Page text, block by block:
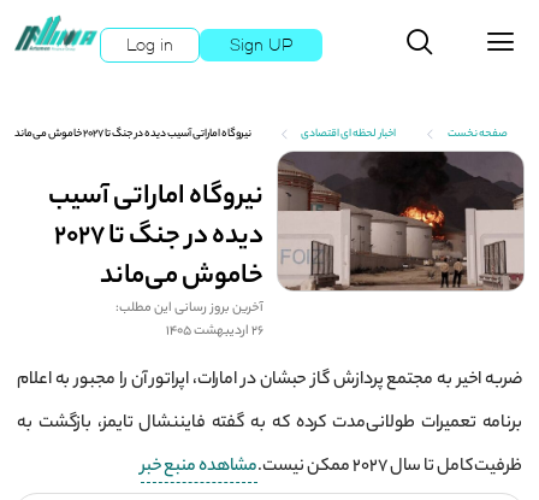
Log in Sign UP
صفحه نخست اخبار لحظه ای اقتصادی نیروگاه اماراتی آسیب دیده در جنگ تا ۲۰۲۷ خاموش می‌ماند
نیروگاه اماراتی آسیب
دیده در جنگ تا ۲۰۲۷
خاموش می‌ماند
آخرین بروز رسانی این مطلب:
26 اردیبهشت 1405
ضربه اخیر به مجتمع پردازش گاز حبشان در امارات، اپراتور آن را مجبور به اعلام
برنامه تعمیرات طولانی‌مدت کرده که به گفته فایننشال تایمز، بازگشت به
ظرفیت کامل تا سال ۲۰۲۷ ممکن نیست.
مشاهده منبع خبر